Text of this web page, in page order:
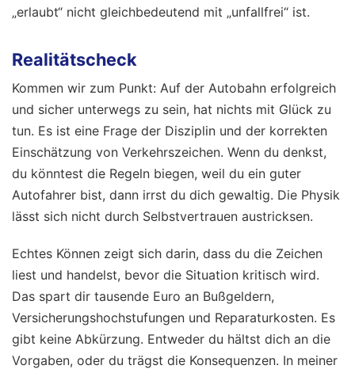
„erlaubt“ nicht gleichbedeutend mit „unfallfrei“ ist.
Realitätscheck
Kommen wir zum Punkt: Auf der Autobahn erfolgreich
und sicher unterwegs zu sein, hat nichts mit Glück zu
tun. Es ist eine Frage der Disziplin und der korrekten
Einschätzung von Verkehrszeichen. Wenn du denkst,
du könntest die Regeln biegen, weil du ein guter
Autofahrer bist, dann irrst du dich gewaltig. Die Physik
lässt sich nicht durch Selbstvertrauen austricksen.
Echtes Können zeigt sich darin, dass du die Zeichen
liest und handelst, bevor die Situation kritisch wird.
Das spart dir tausende Euro an Bußgeldern,
Versicherungshochstufungen und Reparaturkosten. Es
gibt keine Abkürzung. Entweder du hältst dich an die
Vorgaben, oder du trägst die Konsequenzen. In meiner